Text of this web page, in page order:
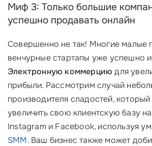
Миф 3: Только большие
успешно продавать онлайн
Совершенно не так! Многие малые
венчурные стартапы уже успешно
Электронную коммерцию для
прибыли. Рассмотрим случай
производителя сладостей,
увеличить свою клиентскую базу
Instagram и Facebook, используя
SMM. Ваш бизнес также может